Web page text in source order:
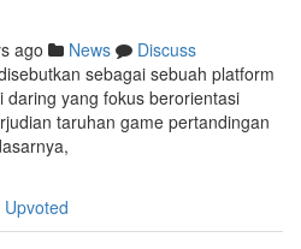
ago News
Discuss
sebagai sebuah platform
daring yang fokus berorientasi
taruhan game pertandingan